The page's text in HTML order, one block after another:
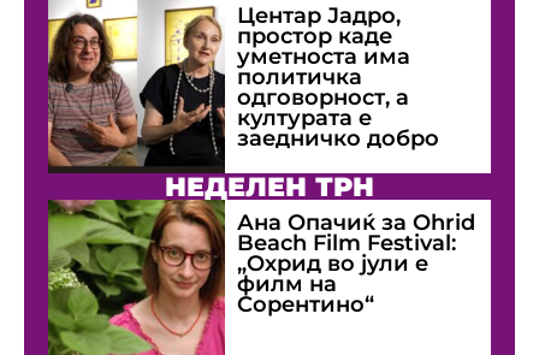
Центар Јадро,
простор каде
уметноста има
политичка
одговорност, а
културата е
заедничко добро
НЕДЕЛЕН ТРН
Ана Опачиќ за Оhrid
Beach Film Festival:
„Охрид во јули е
филм на
Сорентино“